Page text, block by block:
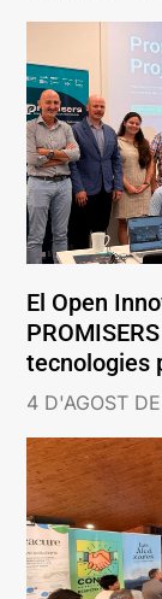
El Open
tecnologies
4 D'AGOST